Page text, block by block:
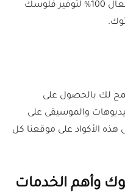
نضمن لك أن هذا الكوبون مجرب وفعال 100% لتوفير فلوسك
لك بالحصول على
والموسيقى على
الأكواد على موقعنا كل
وأهم الخدمات